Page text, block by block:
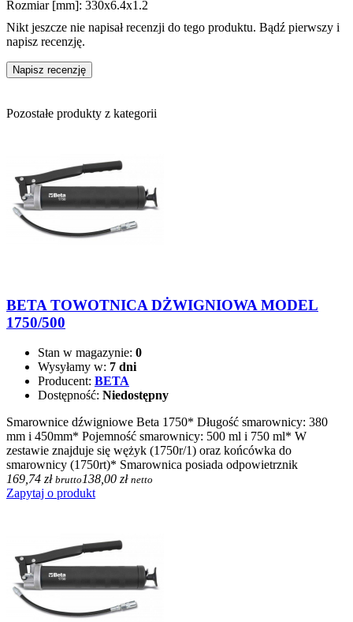
Rozmiar [mm]: 330x6.4x1.2
Nikt jeszcze nie napisał recenzji do tego produktu. Bądź pierwszy i
napisz recenzję.
Napisz recenzję
Pozostałe produkty z kategorii
BETA TOWOTNICA DŻWIGNIOWA MODEL
1750/500
Stan w magazynie: 0
Wysyłamy w: 7 dni
Producent: BETA
Dostępność: Niedostępny
Smarownice dźwigniowe Beta 1750* Długość smarownicy: 380
mm i 450mm* Pojemność smarownicy: 500 ml i 750 ml* W
zestawie znajduje się wężyk (1750r/1) oraz końcówka do
smarownicy (1750rt)* Smarownica posiada odpowietrznik
169,74 zł brutto 138,00 zł netto
Zapytaj o produkt